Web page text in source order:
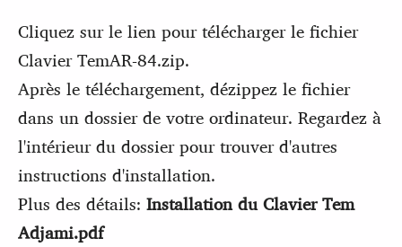
Cliquez sur le lien pour télécharger le fichier
Clavier TemAR-84.zip.
Après le téléchargement, dézippez le fichier
dans un dossier de votre ordinateur. Regardez à
l'intérieur du dossier pour trouver d'autres
instructions d'installation.
Plus des détails: Installation du Clavier Tem
Adjami.pdf